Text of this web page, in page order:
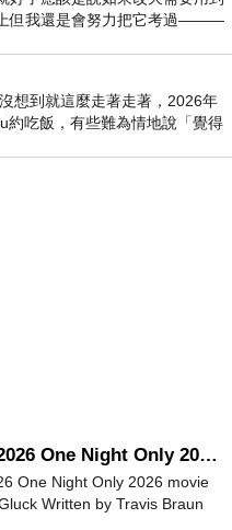
但我還是會努力把它考過———
想到就這麼走著走著，2026年
約吃飯，有些難為情地說「覺得
電影一夜限定2026 One Night Only 2026 movie
One Night Only 2026 movie
Written by Travis Braun